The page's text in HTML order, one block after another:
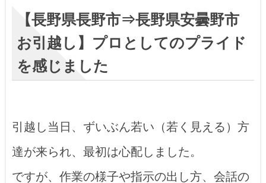
【長野県長野市⇒長野県安曇野市
お引越し】プロとしてのプライド
を感じました
引越し当日、ずいぶん若い（若く見える）方
達が来られ、最初は心配しました。
ですが、作業の様子や指示の出し方、会話の